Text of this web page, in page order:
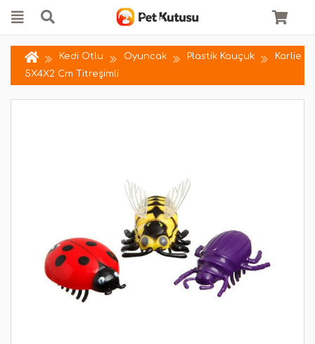
Kedi Otlu Oyuncak Plastik Kauçuk
Karlie
5X4X2 Cm Titreşimli